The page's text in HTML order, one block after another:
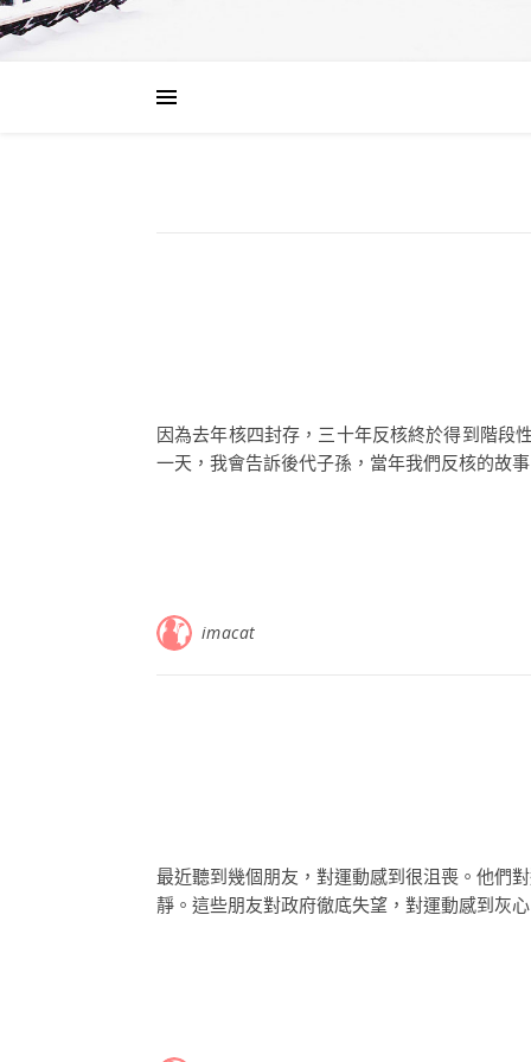
因為去年核四封存，三十年反核終於得到階段
一天，我會告訴後代子孫，當年我們反核的故
imacat
最近聽到幾個朋友，對運動感到很沮喪。他們
靜。這些朋友對政府徹底失望，對運動感到灰